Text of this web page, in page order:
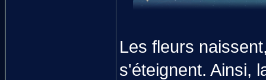
Les fleurs
s'éteignent. Ainsi,